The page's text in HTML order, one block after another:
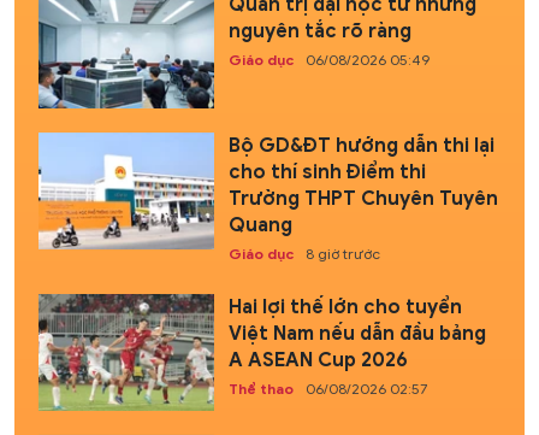
nguyên tắc rõ ràng
Giáo dục 06/08/2026 05:49
Bộ GD&ĐT hướng dẫn thi lại
cho thí sinh Điểm thi
Trường THPT Chuyên Tuyên
Quang
Giáo dục 8 giờ trước
Hai lợi thế lớn cho tuyển
Việt Nam nếu dẫn đầu bảng
A ASEAN Cup 2026
Thể thao 06/08/2026 02:57